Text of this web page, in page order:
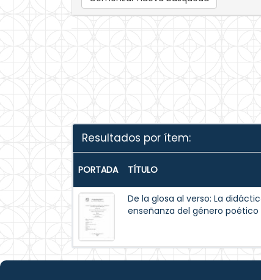
Resultados por ítem:
PORTADA TÍTULO
De la glosa al verso: La
enseñanza del género